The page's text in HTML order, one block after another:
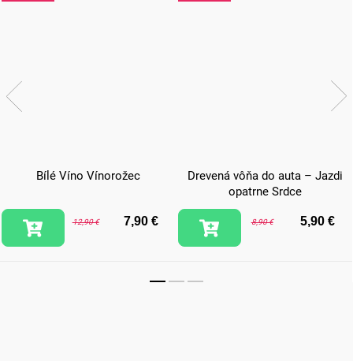
Bílé Víno Vínorožec
12,90 € 7,90 €
Drevená vôňa do auta – Jazdi
opatrne Srdce
8,90 € 5,90 €